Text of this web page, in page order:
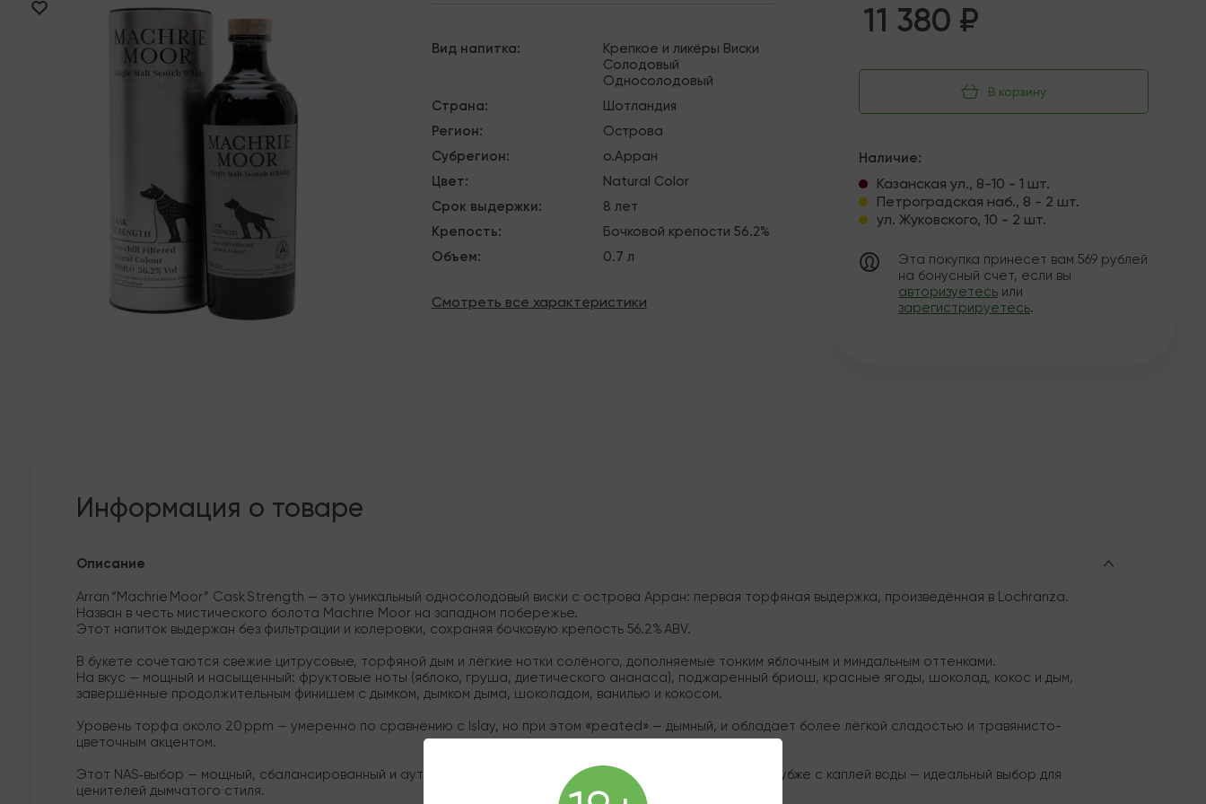
Вид напитка: Крепкое и ликёры Виски
Солодовый
Односолодовый
Страна:
Шотландия
Регион:
Острова
Субрегион:
о.Арран
Цвет:
Natural Color
Срок выдержки:
8 лет
Крепость: Бочковой крепости 56.2%
Объем: 0.7 л
Смотреть все характеристики
11 380 ₽
В корзину
Наличие:
Казанская ул., 8-10 - 1 шт.
Петроградская наб., 8 - 2 шт.
ул. Жуковского, 10 - 2 шт.
Эта покупка принесет вам 569 рублей
на бонусный счет, если вы
авторизуетесь или
зарегистрируетесь.
Информация о товаре
Описание
Arran “Machrie Moor” Cask Strength — это уникальный односолодовый виски с острова Арран: первая торфяная выдержка, произведённая в Lochranza.
Назван в честь мистического болота Machrie Moor на западном побережье.
Этот напиток выдержан без фильтрации и колеровки, сохраняя бочковую крепость 56.2% ABV.
В букете сочетаются свежие цитрусовые, торфяной дым и лёгкие нотки солёного, дополняемые тонким яблочным и миндальным оттенками.
На вкус — мощный и насыщенный: фруктовые ноты (яблоко, груша, диетического ананаса), поджаренный бриош, красные ягоды, шоколад, кокос и дым,
завершённые продолжительным финишем с дымком, дымком дыма, шоколадом, ванилью и кокосом.
Уровень торфа около 20 ppm — умеренно по сравнению c Islay, но при этом «peated» — дымный, и обладает более лёгкой сладостью и травянисто-
цветочным акцентом.
Этот NAS‑выбор — мощный, сбалансированный и аутентичный островной скотч, который раскрывается глубже с каплей воды — идеальный выбор для
ценителей дымчатого стиля.